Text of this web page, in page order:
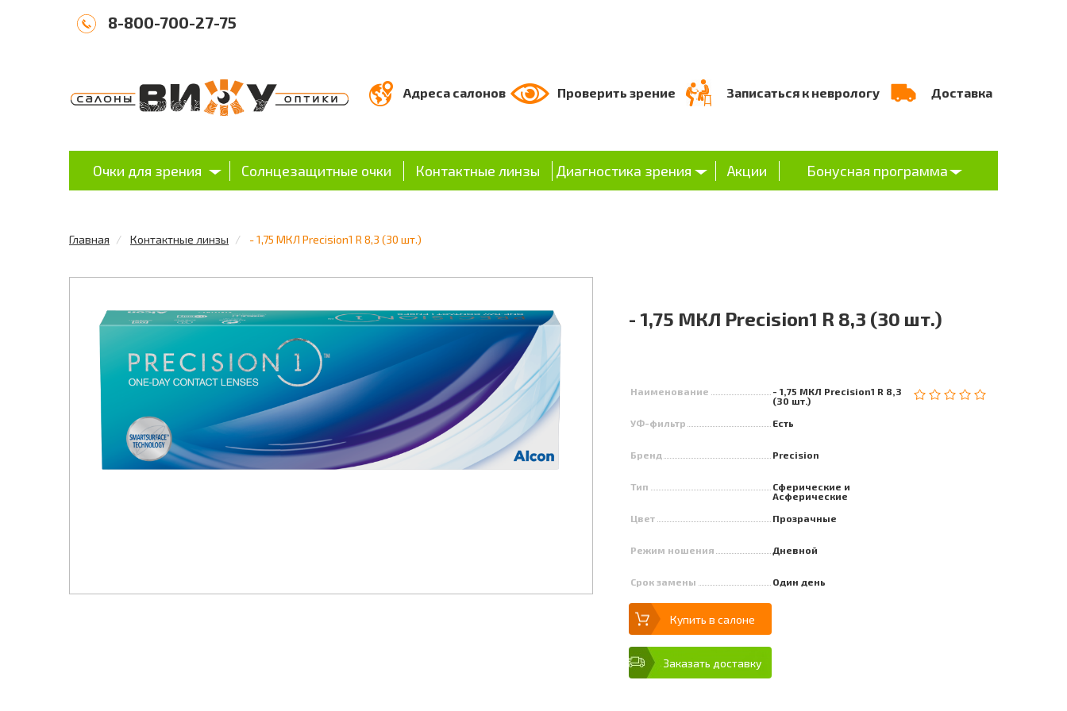
8-800-700-27-75
Адреса салонов Проверить зрение Записаться к неврологу Доставка
Очки для зрения Солнцезащитные очки Контактные линзы Диагностика зрения Акции Бонусная программа
Главная Контактные линзы - 1,75 МКЛ Precision1 R 8,3 (30 шт.)
- 1,75 МКЛ Precision1 R 8,3 (30 шт.)
Наименование
- 1,75 МКЛ Precision1 R 8,3
(30 шт.)
УФ-фильтр
Есть
Бренд Precision
Тип
Сферические и
Асферические
Цвет
Прозрачные
Режим ношения Дневной
Срок замены Один день
Купить в салоне
Заказать доставку